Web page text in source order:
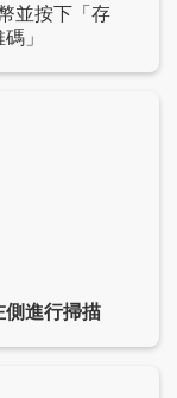
並按下「存
」
側進行掃描